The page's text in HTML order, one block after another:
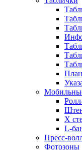
Х
L-
Пресс-
Фотозоны